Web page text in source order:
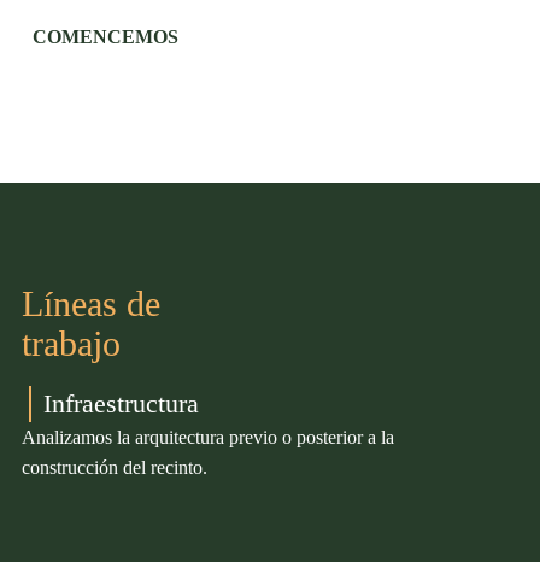
COMENCEMOS
Líneas de
trabajo
Infraestructura
Analizamos la arquitectura previo o posterior a la
construcción del recinto.